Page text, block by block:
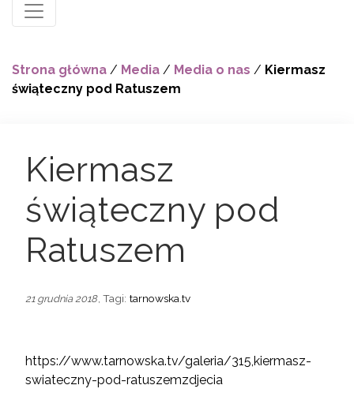
Strona główna / Media / Media o nas / Kiermasz
świąteczny pod Ratuszem
Kiermasz
świąteczny pod
Ratuszem
21 grudnia 2018 , Tagi: tarnowska.tv
https://www.tarnowska.tv/galeria/315,kiermasz-
swiateczny-pod-ratuszemzdjecia